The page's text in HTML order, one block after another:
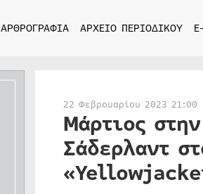
ΑΡΘΡΟΓΡΑΦΙΑ ΑΡΧΕΙΟ ΠΕΡΙΟΔΙΚΟΥ
22 Φεβρουαρίου 2023 21:00
Μάρτιος
Σάδερλαντ